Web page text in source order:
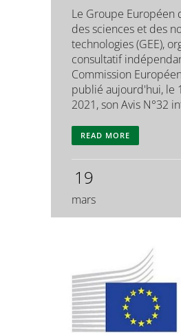
Le Groupe Européen
des sciences et des
technologies (GEE),
consultatif
Commission
publié aujourd'hui, le
2021, son Avis N°32
READ MORE
19
mars